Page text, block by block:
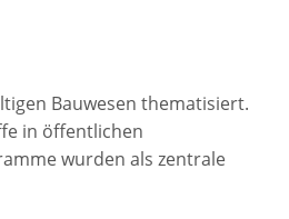
Bauwesen thematisiert.
in öffentlichen
wurden als zentrale